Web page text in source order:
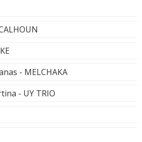
- MELCHAKA
- UY TRIO